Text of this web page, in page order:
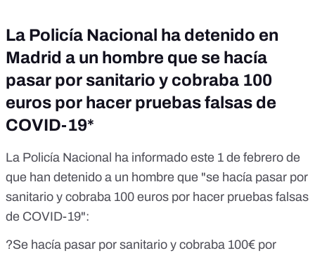
La Policía Nacional ha detenido en
Madrid a un hombre que se hacía
pasar por sanitario y cobraba 100
euros por hacer pruebas falsas de
COVID-19*
La Policía Nacional ha informado este 1 de febrero de
que han detenido a un hombre que "se hacía pasar por
sanitario y cobraba 100 euros por hacer pruebas falsas
de COVID-19":
?Se hacía pasar por sanitario y cobraba 100€ por